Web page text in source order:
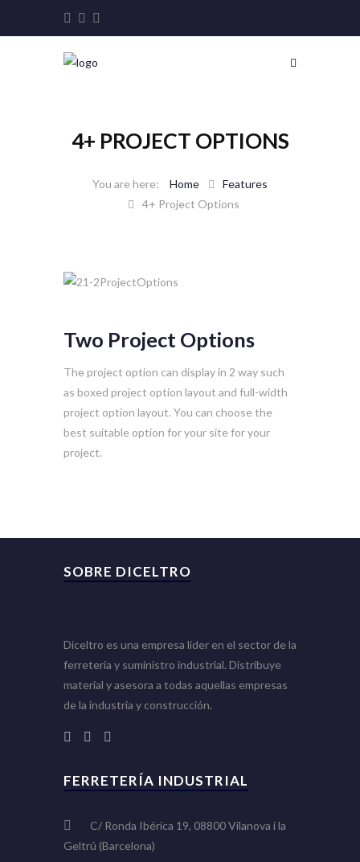
4+ PROJECT OPTIONS
Home
Features
4+ Project Options
Two Project Options
The project option can display in 2 way such
as boxed project option layout and full-width
project option layout. You can choose the
best suitable option for your site for your
project.
SOBRE DICELTRO
Diceltro es una empresa líder en el sector de la
ferretería y suministro industrial. Distribuye
material y asesora a todas aquellas empresas
de la industria y construcción.
FERRETERÍA INDUSTRIAL
C/ Ronda Ibérica 19, 08800 Vilanova i la
Geltrú (Barcelona)